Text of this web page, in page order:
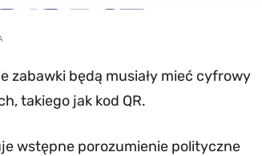
zabawki będą musiały mieć cyfrowy
takiego jak kod QR.
wstępne porozumienie polityczne